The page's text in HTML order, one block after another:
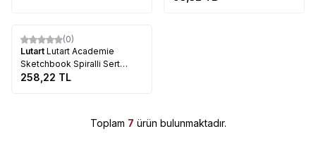
(0)
Lutart Lutart Academie
Sketchbook Spiralli Sert
Kapak Çizim Defteri 15x21cm
258,22 TL
Toplam 7 ürün bulunmaktadır.